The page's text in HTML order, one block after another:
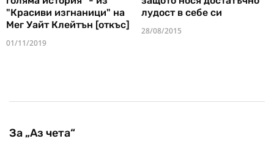
"Красиви изгнаници" на
Мег Уайт Клейтън [откъс]
01/11/2019
лудост в себе си
28/08/2015
За „Аз чета“